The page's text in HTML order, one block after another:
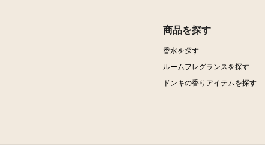
商品を探す
香水を探す
ルームフレグランスを探す
ドンキの香りアイテムを探す